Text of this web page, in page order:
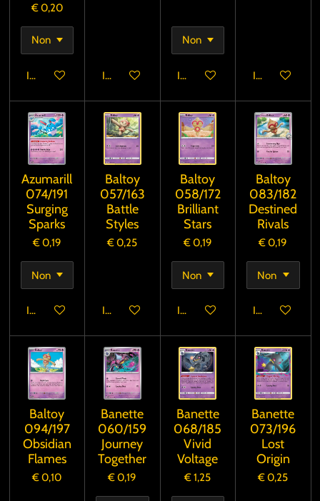
€ 0,20
In winkelwagen In winkelwagen In winkelwagen In
Azumarill
074/191
Surging
Sparks
€ 0,19
In winkelwagen
Baltoy
057/163
Battle
Styles
€ 0,25
In winkelwagen
Baltoy
058/172
Brilliant
Stars
€ 0,19
In winkelwagen
Baltoy
083/182
Destined
Rivals
€ 0,19
In
Baltoy
094/197
Obsidian
Flames
€ 0,10
Banette
060/159
Journey
Together
€ 0,19
Banette
068/185
Vivid
Voltage
€ 1,25
Banette
073/196
Lost
Origin
€ 0,25